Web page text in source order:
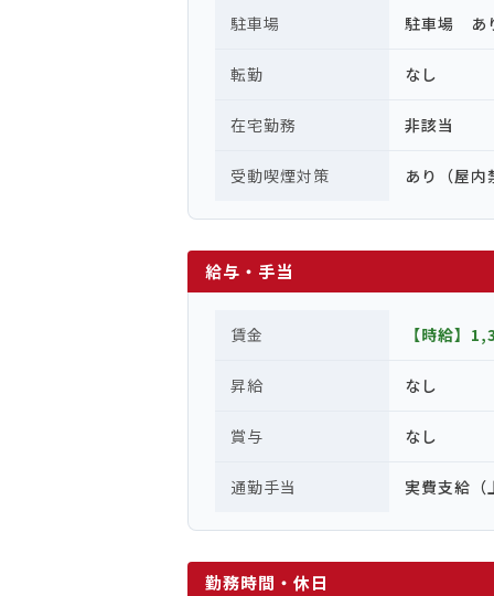
駐車場 駐車場 あ
転勤 なし
在宅勤務 非該当
受動喫煙対策 あり（屋内
給与・手当
賃金 【時給】
昇給 なし
賞与 なし
通勤手当 実費支給（
勤務時間・休日